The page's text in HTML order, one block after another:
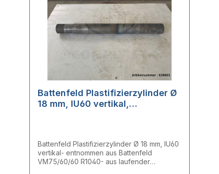
Battenfeld Plastifizierzylinder Ø
18 mm, IU60 vertikal,
Battenfeld Plastifizierzylinder Ø 18 mm, IU60
vertikal- entnommen aus Battenfeld
VM75/60/60 R1040- aus laufender